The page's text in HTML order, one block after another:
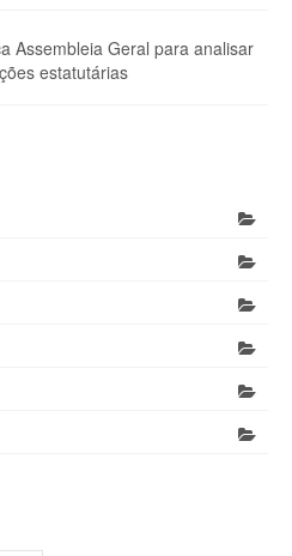
Assembleia Geral para analisar
estatutárias